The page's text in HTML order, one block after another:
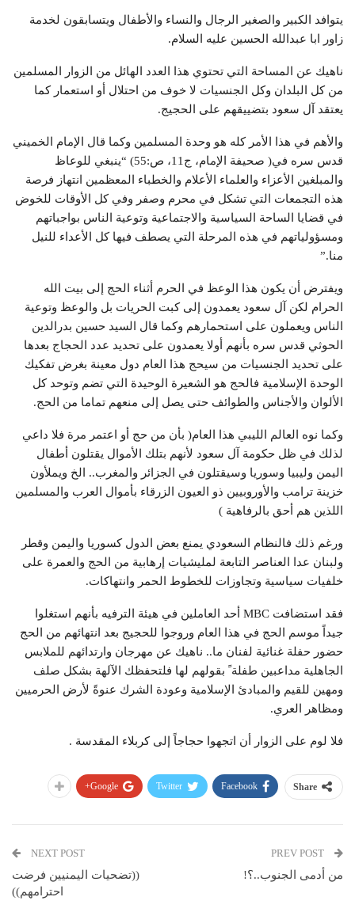
يتوافد الكبير والصغير الرجال والنساء والأطفال ويتسابقون لخدمة
زاور ابا عبدالله الحسين عليه السلام.
ناهيك عن المساحة التي تحتوي هذا العدد الهائل من الزوار المسلمين
من كل البلدان وكل الجنسيات لا خوف من احتلال أو استعمار كما
يعتقد آل سعود بتضييقهم على الحجيج.
والأهم في هذا الأمر كله هو وحدة المسلمين وكما قال الإمام الخميني
قدس سره في( صحيفة الإمام، ج11، ص:55) “ينبغي للوعاظ
والمبلغين الأعزاء والعلماء الأعلام والخطباء المعظمين انتهاز فرصة
هذه التجمعات التي تشكل في محرم وصفر وفي كل الأوقات للخوض
في قضايا الساحة السياسية والاجتماعية وتوعية الناس بواجباتهم
ومسؤولياتهم في هذه المرحلة التي يصطف فيها كل الأعداء للنيل
منا.”
ويفترض أن يكون هذا الوعظ في الحرم أثناء الحج إلى بيت الله
الحرام لكن آل سعود يعمدون إلى كبت الحريات بل والوعظ وتوعية
الناس ويعملون على استحمارهم وكما قال السيد حسين بدرالدين
الحوثي قدس سره بأنهم أولا يعمدون على تحديد عدد الحجاج بعدها
على تحديد الجنسيات من سيحج هذا العام دول معينة بغرض تفكيك
الوحدة الإسلامية فالحج هو الشعيرة الوحيدة التي تضم وتوحد كل
الألوان والأجناس والطوائف حتى يصل إلى منعهم تماما من الحج.
وكما نوه العالم الليبي هذا العام( بأن من حج أو اعتمر مرة فلا داعي
لذلك في ظل حكومة آل سعود لأنهم بتلك الأموال يقتلون أطفال
اليمن وليبيا وسوريا وسيقتلون في الجزائر والمغرب.. الخ ويملأون
خزينة ترامب والأوروبيين ذو العيون الزرقاء بأموال العرب والمسلمين
اللذين هم أحق بالرفاهية )
ورغم ذلك فالنظام السعودي يمنع بعض الدول كسوريا واليمن وقطر
ولبنان عدا العناصر التابعة لمليشيات إرهابية من الحج والعمرة على
خلفيات سياسية وتجاوزات للخطوط الحمر وانتهاكات.
فقد استضافت MBC أحد العاملين في هيئة الترفيه بأنهم استغلوا
جيداً موسم الحج في هذا العام وروجوا للحجيج بعد انتهائهم من الحج
حضور حفلة غنائية لفنان ما.. ناهيك عن مهرجان وارتدائهم للملابس
الجاهلية مداعبين طفلة ً بقولهم لها فلتحفظك الآلهة بشكل صلف
ومهين للقيم والمبادئ الإسلامية وعودة الشرك عنوةً لأرض الحرميين
ومظاهر العري.
فلا لوم على الزوار أن اتجهوا حجاجاً إلى كربلاء المقدسة .
Share
Facebook
Twitter
Google+
من أدمى الجنوب..؟!
NEXT POST
((تضحيات اليمنيين فرضت
احترامهم))